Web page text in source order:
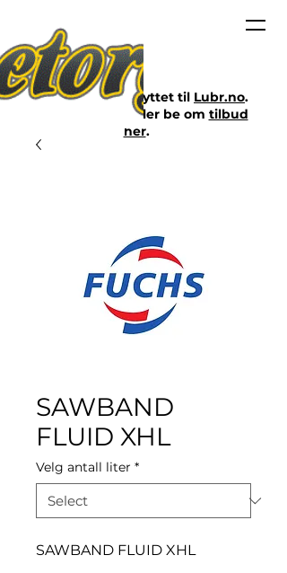
SAWBAND
FLUID XHL
Velg antall liter *
SAWBAND FLUID XHL
Nettbutikken er flyttet til Lubr.no.
Klikk på lenken eller be om tilbud
her.